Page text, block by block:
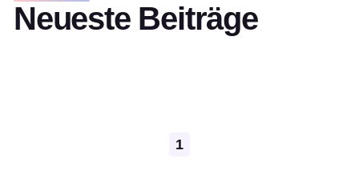
Neueste Beiträge
Pagination
1